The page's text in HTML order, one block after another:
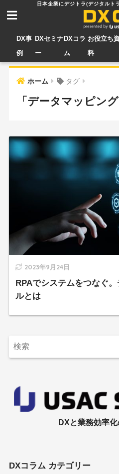
DX事
例
DXセミナ
ー
DXコラ
ム
お役立ち
料
ホーム タグ
「データマッピン
2023年9月24日
RPAでシステムをつなぐ
ルとは
DXと業務効率
DXコラム カテゴリー